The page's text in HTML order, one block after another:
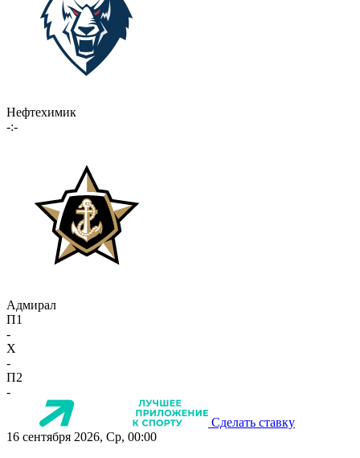
Нефтехимик
-:-
Адмирал
П1
-
X
-
П2
-
Сделать ставку
16 сентября 2026, Ср, 00:00